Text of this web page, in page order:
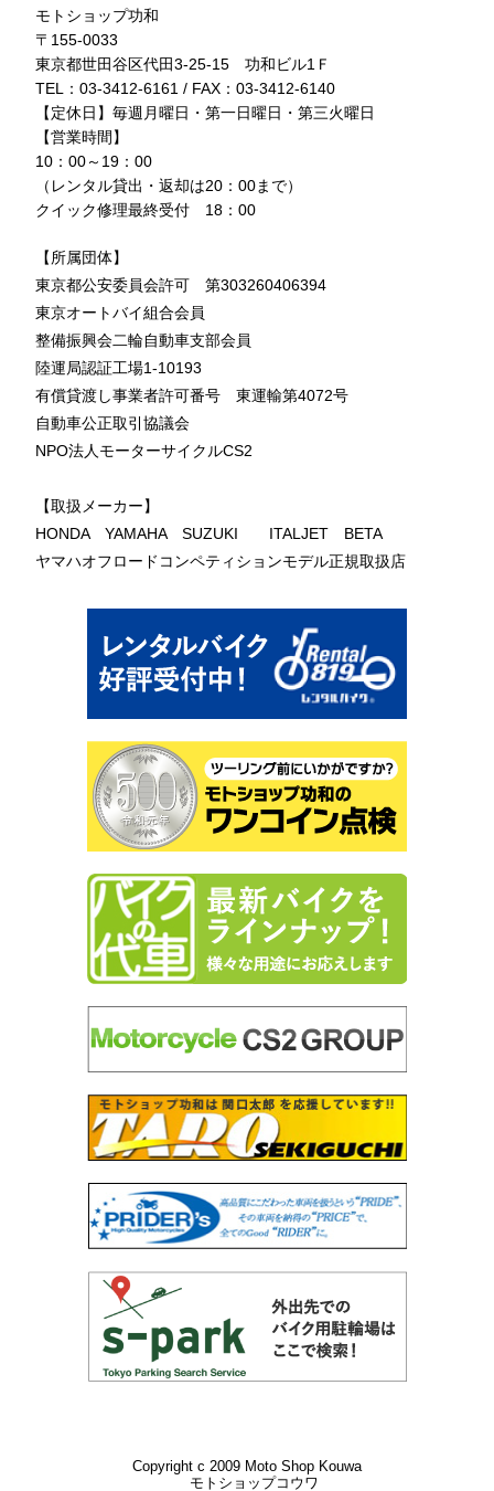
モトショップ功和
〒155-0033
東京都世田谷区代田3-25-15 功和ビル1Ｆ
TEL：03-3412-6161 / FAX：03-3412-6140
【定休日】毎週月曜日・第一日曜日・第三火曜日
【営業時間】
10：00～19：00
（レンタル貸出・返却は20：00まで）
クイック修理最終受付 18：00
【所属団体】
東京都公安委員会許可 第303260406394
東京オートバイ組合会員
整備振興会二輪自動車支部会員
陸運局認証工場1-10193
有償貸渡し事業者許可番号 東運輸第4072号
自動車公正取引協議会
NPO法人モーターサイクルCS2
【取扱メーカー】
HONDA YAMAHA SUZUKI ITALJET BETA
ヤマハオフロードコンペティションモデル正規取扱店
Copyright c 2009 Moto Shop Kouwa
モトショップコウワ